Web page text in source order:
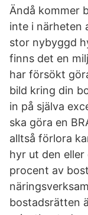
Ändå kommer
inte i närheten
stor nybyggd
finns det en
har försökt
bild kring din
in på själva
ska göra en
alltså förlora
hyr ut den
procent av
bostadsrätten